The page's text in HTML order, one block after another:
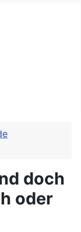
doch
oder